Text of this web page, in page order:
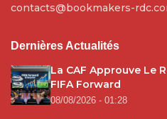
contacts@bookmakers-
Dernières Actualités
La CAF Approuve Le
FIFA Forward
08/08/2026 - 01:28